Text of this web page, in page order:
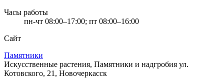
Часы работы
пн-чт 08:00–17:00; пт 08:00–16:00
Сайт
Памятники
Искусственные растения, Памятники и надгробия ул.
Котовского, 21, Новочеркасск